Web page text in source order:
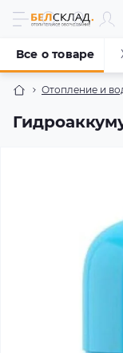
Отопление и
Все о товаре